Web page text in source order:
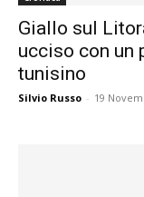
Giallo sul
ucciso con un
tunisino
Silvio Russo - 19